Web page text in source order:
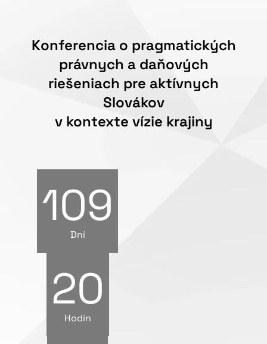
Konferencia o pragmatických
právnych a daňových
riešeniach pre aktívnych
Slovákov
v kontexte vízie krajiny
109
Dní
20
Hodín